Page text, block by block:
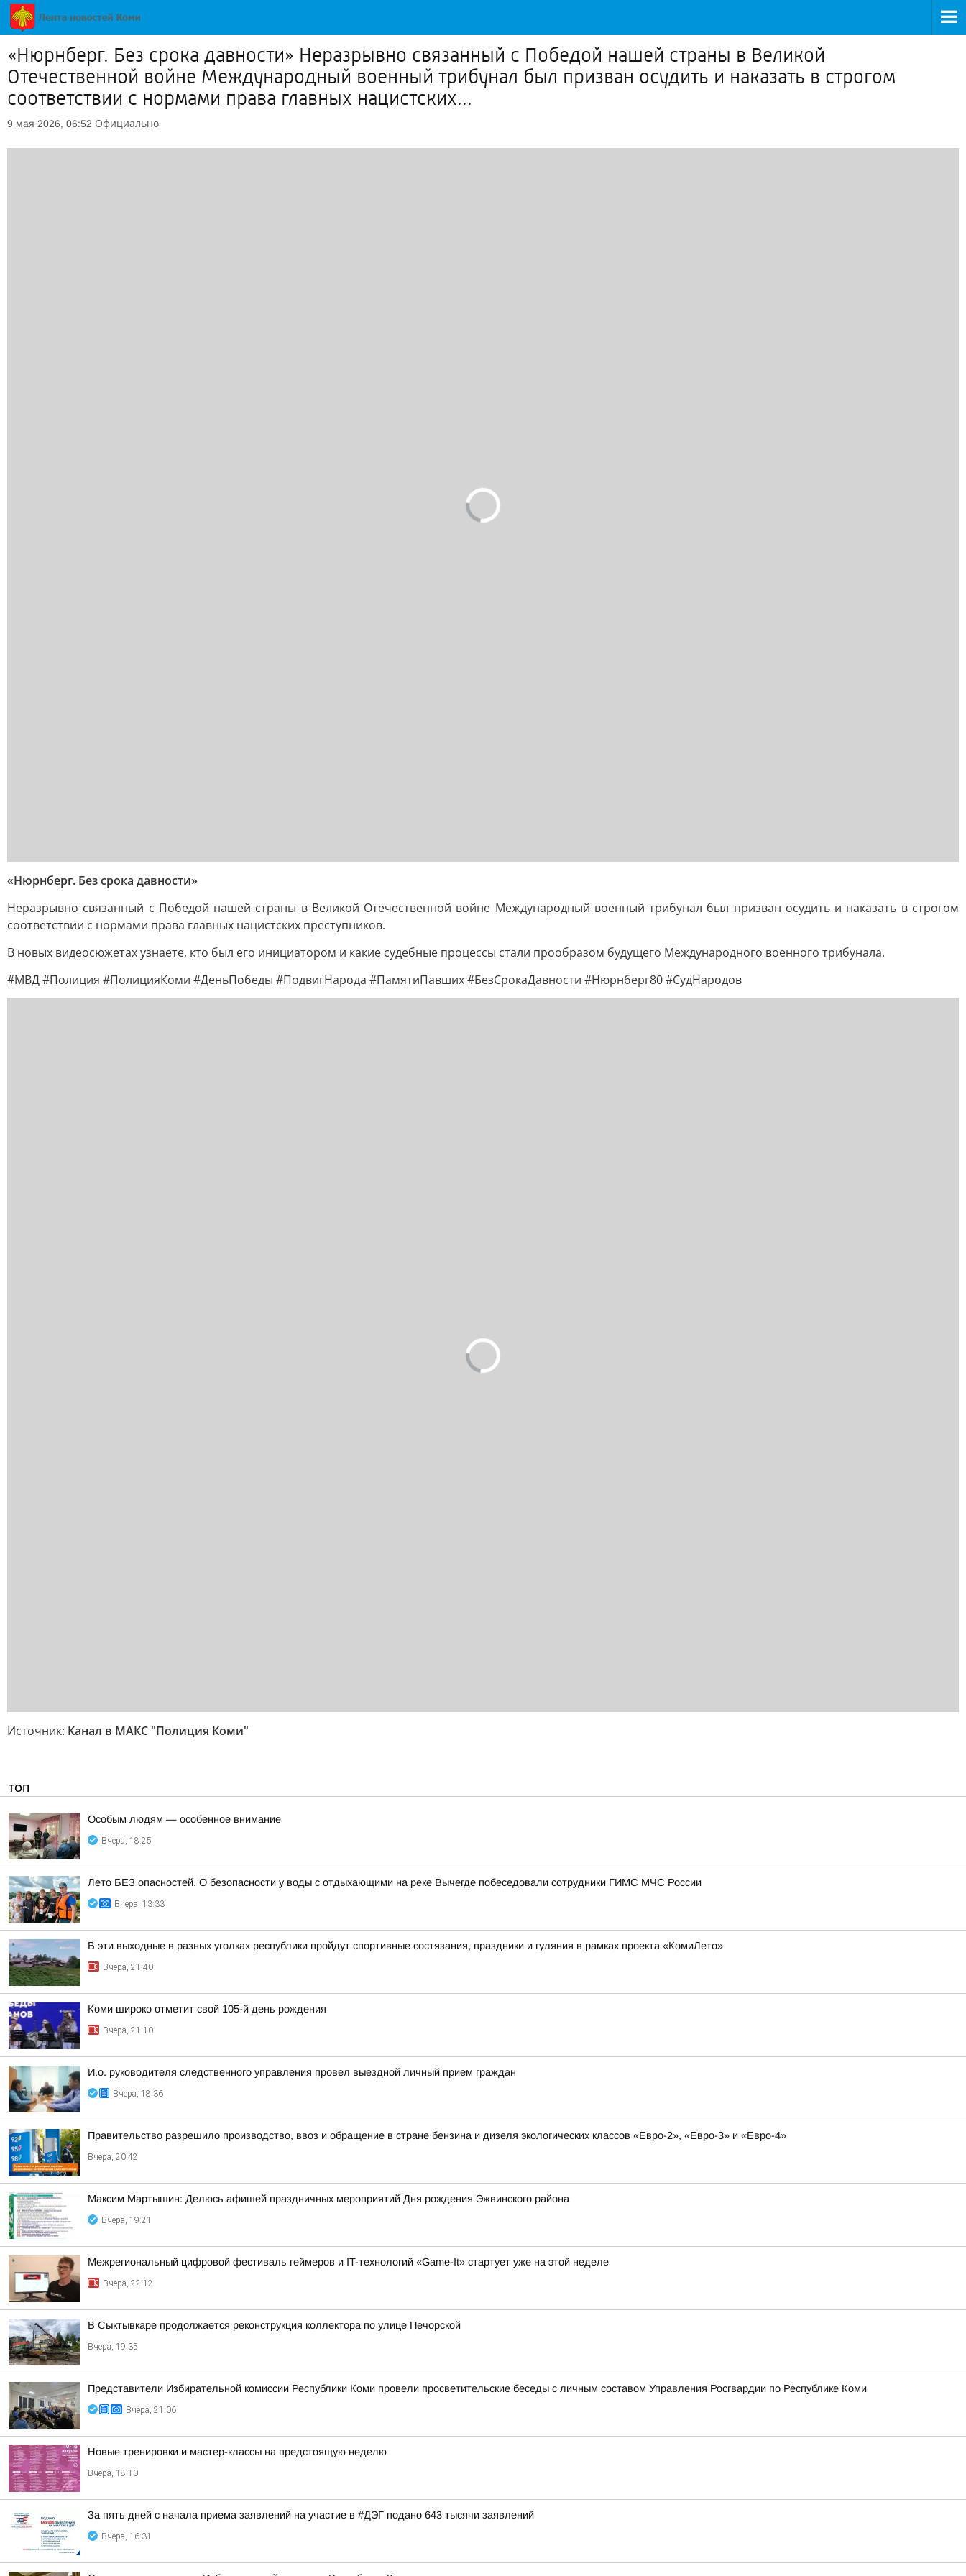
«Нюрнберг. Без срока давности» Неразрывно связанный с Победой нашей страны в Великой
Отечественной войне Международный военный трибунал был призван осудить и наказать в строгом
соответствии с нормами права главных нацистских...
9 мая 2026, 06:52 Официально
«Нюрнберг. Без срока давности»
Неразрывно связанный с Победой нашей страны в Великой Отечественной войне Международный военный трибунал был призван осудить и наказать в строгом
соответствии с нормами права главных нацистских преступников.
В новых видеосюжетах узнаете, кто был его инициатором и какие судебные процессы стали прообразом будущего Международного военного трибунала.
#МВД #Полиция #ПолицияКоми #ДеньПобеды #ПодвигНарода #ПамятиПавших #БезСрокаДавности #Нюрнберг80 #СудНародов
Источник: Канал в МАКС "Полиция Коми"
ТОП
Особым людям — особенное внимание
Вчера, 18:25
Лето БЕЗ опасностей. О безопасности у воды с отдыхающими на реке Вычегде побеседовали сотрудники ГИМС МЧС России
Вчера, 13:33
В эти выходные в разных уголках республики пройдут спортивные состязания, праздники и гуляния в рамках проекта «КомиЛето»
Вчера, 21:40
Коми широко отметит свой 105-й день рождения
Вчера, 21:10
И.о. руководителя следственного управления провел выездной личный прием граждан
Вчера, 18:36
Правительство разрешило производство, ввоз и обращение в стране бензина и дизеля экологических классов «Евро-2», «Евро-3» и «Евро-4»
Вчера, 20:42
Максим Мартышин: Делюсь афишей праздничных мероприятий Дня рождения Эжвинского района
Вчера, 19:21
Межрегиональный цифровой фестиваль геймеров и IT-технологий «Game-It» стартует уже на этой неделе
Вчера, 22:12
В Сыктывкаре продолжается реконструкция коллектора по улице Печорской
Вчера, 19:35
Представители Избирательной комиссии Республики Коми провели просветительские беседы с личным составом Управления Росгвардии по Республике Коми
Вчера, 21:06
Новые тренировки и мастер-классы на предстоящую неделю
Вчера, 18:10
За пять дней с начала приема заявлений на участие в #ДЭГ подано 643 тысячи заявлений
Вчера, 16:31